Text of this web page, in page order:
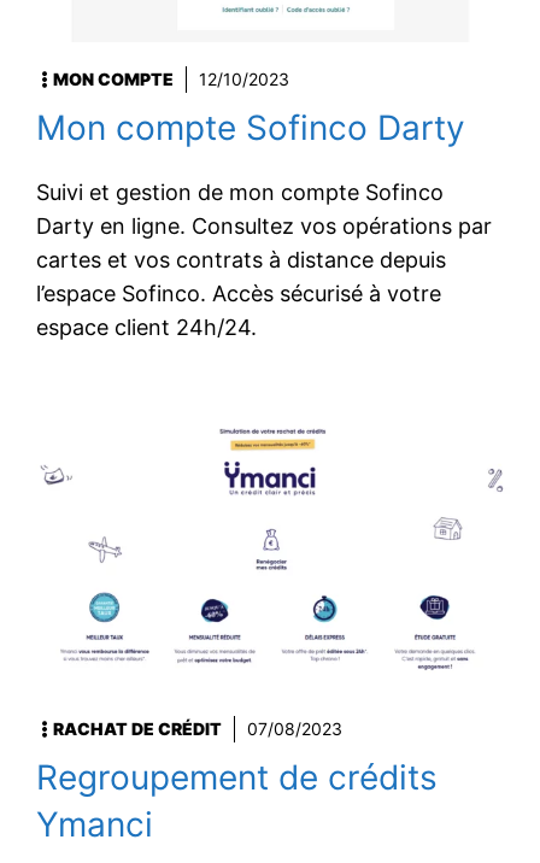
MON COMPTE 12/10/2023
Mon compte Sofinco Darty
Suivi et gestion de mon compte Sofinco
Darty en ligne. Consultez vos opérations par
cartes et vos contrats à distance depuis
l’espace Sofinco. Accès sécurisé à votre
espace client 24h/24.
RACHAT DE CRÉDIT 07/08/2023
Regroupement de crédits
Ymanci